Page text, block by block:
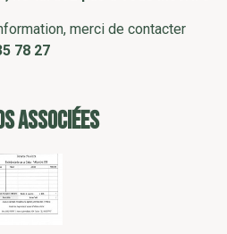
merci de contacter
78 27
ASSOCIÉES